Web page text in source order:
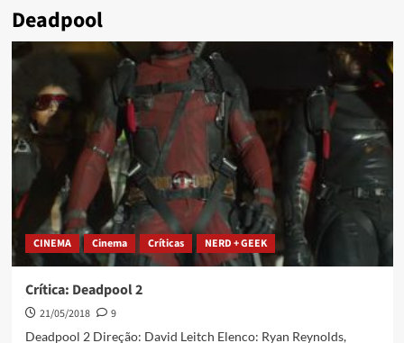
Deadpool
CINEMA Cinema Críticas NERD + GEEK
Crítica: Deadpool 2
21/05/2018
9
Deadpool 2 Direção: David Leitch Elenco: Ryan Reynolds,